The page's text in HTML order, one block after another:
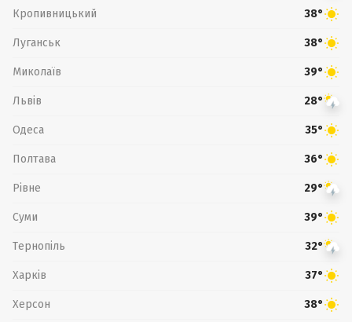
Кропивницький 38°
Луганськ 38°
Миколаїв 39°
Львів 28°
Одеса 35°
Полтава 36°
Рівне 29°
Суми 39°
Тернопіль 32°
Харків 37°
Херсон 38°